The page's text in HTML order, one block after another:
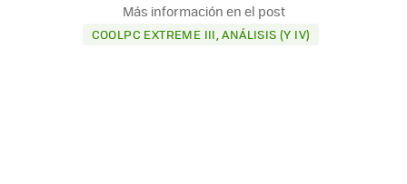
Más información en el post
COOLPC EXTREME III, ANÁLISIS (Y IV)